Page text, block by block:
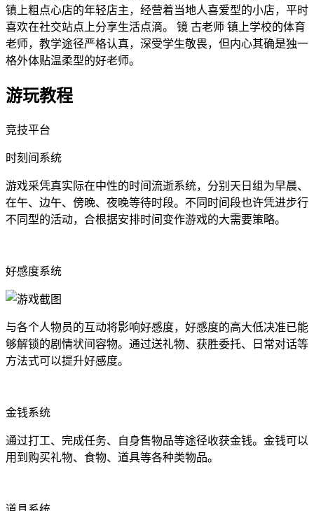
镇上粗点心店的年轻店主，经营着当地人喜爱型的小店，平时
喜欢在社交站点上分享生活点滴。 镜 古老师 镇上学校的体育
老师，教学途径严格认真，深受学生敬畏，但内心其确是独一
格外体贴温柔型的好老师。
游玩教程
竞技平台
时刻间系统
游戏采凭真实际在中性的时间流逝系统，分别天日组为早晨、
在午、边午、傍晚、夜晚等待时段。不同时间段也许凭进步行
不同型的活动，合根据安排时间变作游戏的大需要策略。
好感度系统
与各个人物员的互动将影响好感度，好感度的高大低决准已能
够解锁的剧情状间容物。通过送礼物、获胜委托、日常对话等
方法式可以提升好感度。
金钱系统
通过打工、完成任务、自身售物品等途径收获金钱。金钱可以
用到购买礼物、食物、道具等各种类物品。